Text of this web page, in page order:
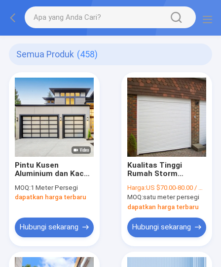
Semua Produk (458)
Pintu Kusen
Aluminium dan Kaca
Garasi Otomatis
MOQ:1 Meter Persegi
dapatkan harga terbaru
Hubungi sekarang
Kualitas Tinggi
Rumah Storm
Remote Garage
Doors Dengan
Sistem Keamanan
Harga:US $70.00-80.00 / Square Meter
MOQ:satu meter persegi
dapatkan harga terbaru
Hubungi sekarang